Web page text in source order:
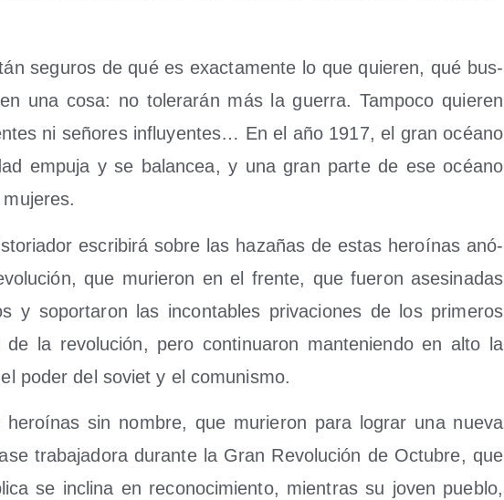
segu­ros de qué es exac­ta­men­te lo que quie­ren, qué bus­
una cosa: no tole­ra­rán más la gue­rra. Tam­po­co quie­ren
ni seño­res influ­yen­tes… En el año 1917, el gran océano
empu­ja y se balan­cea, y una gran par­te de ese océano
escri­bi­rá sobre las haza­ñas de estas heroí­nas anó­
que murie­ron en el fren­te, que fue­ron ase­si­na­das
y sopor­ta­ron las incon­ta­bles pri­va­cio­nes de los pri­me­ros
de la revo­lu­ción, pero con­ti­nua­ron man­te­nien­do en alto la
poder del soviet y el comunismo.
heroí­nas sin nom­bre, que murie­ron para lograr una nue­va
tra­ba­ja­do­ra duran­te la Gran Revo­lu­ción de Octu­bre, que
se incli­na en reco­no­ci­mien­to, mien­tras su joven pue­blo,